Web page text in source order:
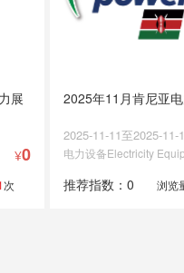
展
¥0
次
2025年11月肯尼亚
2025-11-11至2025-11-
电力设备Electricity
推荐指数：0 浏览